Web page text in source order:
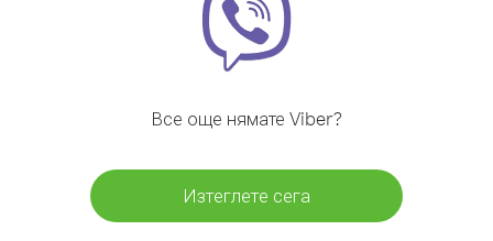
Все още нямате Viber?
Изтеглете сега